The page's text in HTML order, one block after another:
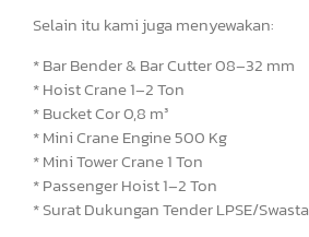
Selain itu kami juga menyewakan:
* Bar Bender & Bar Cutter 08–32 mm
* Hoist Crane 1–2 Ton
* Bucket Cor 0,8 m³
* Mini Crane Engine 500 Kg
* Mini Tower Crane 1 Ton
* Passenger Hoist 1–2 Ton
* Surat Dukungan Tender LPSE/Swasta